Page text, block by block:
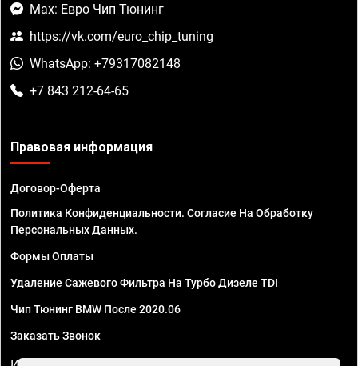
Max: Евро Чип Тюнинг
https://vk.com/euro_chip_tuning
WhatsApp: +79317082148
+7 843 212-64-65
Правовая информация
Договор-Оферта
Политика Конфиденциальности. Согласие На Обработку
Персональных Данных.
Формы Оплаты
Удаление Сажевого Фильтра На Турбо Дизеле TDI
Чип Тюнинг BMW После 2020.06
Заказать Звонок